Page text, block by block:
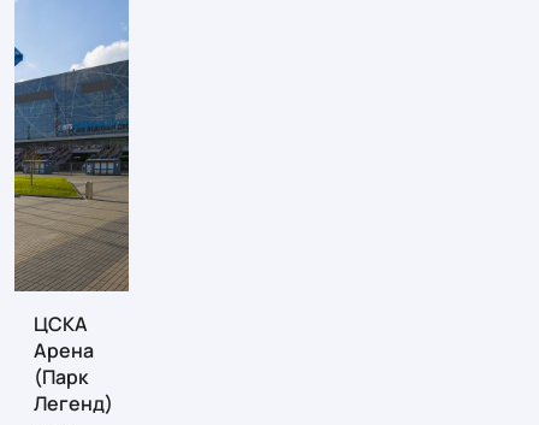
ЦСКА
Арена
(Парк
Легенд)